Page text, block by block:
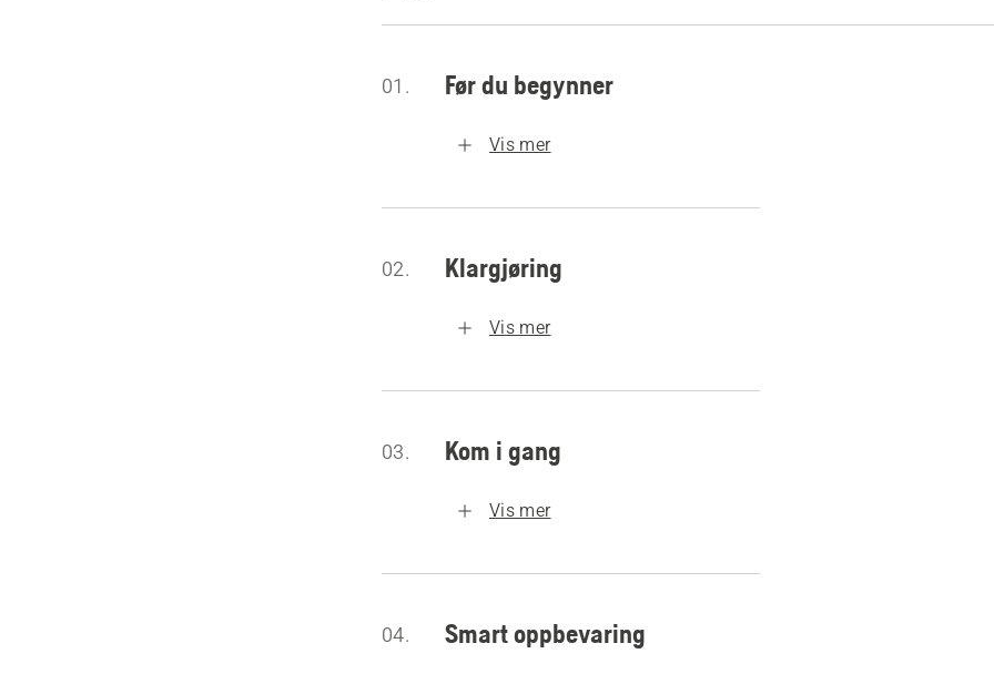
01. Før du begynner
Vis mer
02. Klargjøring
Vis mer
03. Kom i gang
Vis mer
04. Smart oppbevaring